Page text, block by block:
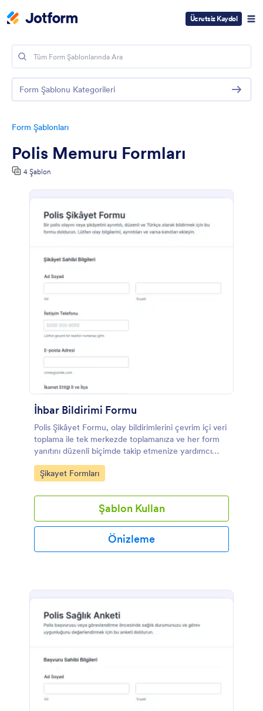
Ücretsiz Kaydol
Form Şablonları
Polis Memuru Formları
4 Şablon
İhbar Bildirimi Formu
Polis Şikâyet Formu, olay bildirimlerini çevrim içi veri
toplama ile tek merkezde toplamanıza ve her form
yanıtını düzenli biçimde takip etmenize yardımcı
olan bir Jotform form şablonudur.
Go to Category:
Şikayet Formları
Şablon Kullan
Önizleme
Form Şablonu Kategorileri